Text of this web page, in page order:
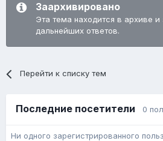
Заархивировано
Эта тема находится в архиве и
дальнейших ответов.
Перейти к списку тем
Последние посетители 0
Ни одного зарегистрированного